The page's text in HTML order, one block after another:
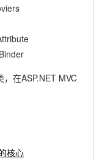
在ASP.NET MVC
核心